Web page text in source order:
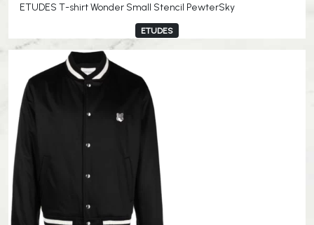
ETUDES T-shirt Wonder Small Stencil PewterSky
ETUDES